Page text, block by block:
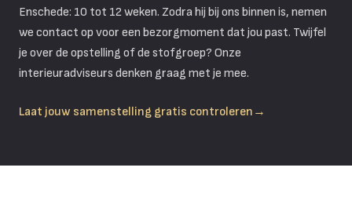
Enschede: 10 tot 12 weken. Zodra hij bij ons binnen is, nemen
we contact op voor een bezorgmoment dat jou past. Twijfel
je over de opstelling of de stofgroep? Onze
interieuradviseurs denken graag met je mee.
Laat jouw samenstelling gratis controleren →